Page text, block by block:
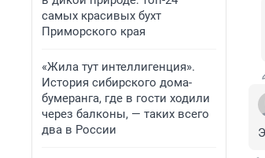
самых красивых бухт
Приморского края
«Жила тут интеллигенция».
История сибирского дома-
бумеранга, где в гости ходили
через балконы, — таких всего
два в России